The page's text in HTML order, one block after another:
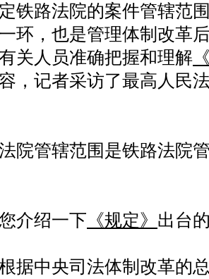
铁路法院的案件管辖范
环，也是管理体制改革
关人员准确把握和理解
，记者采访了最高人民
管辖范围是铁路法院管
绍一下 《规定》 出台
中央司法体制改革的总